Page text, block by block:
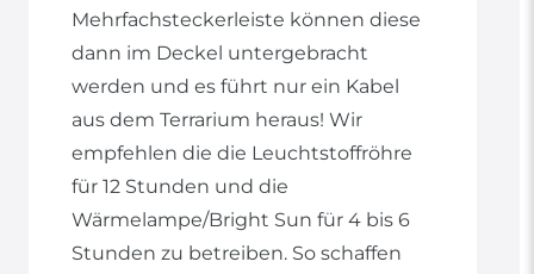
Mehrfachsteckerleiste können diese
dann im Deckel untergebracht
werden und es führt nur ein Kabel
aus dem Terrarium heraus! Wir
empfehlen die die Leuchtstoffröhre
für 12 Stunden und die
Wärmelampe/Bright Sun für 4 bis 6
Stunden zu betreiben. So schaffen